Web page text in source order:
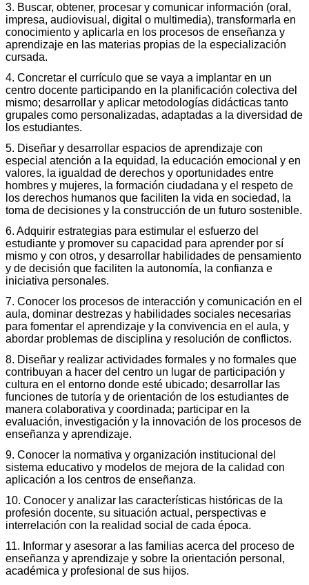
3. Buscar, obtener, procesar y comunicar información (oral,
impresa, audiovisual, digital o multimedia), transformarla en
conocimiento y aplicarla en los procesos de enseñanza y
aprendizaje en las materias propias de la especialización
cursada.
4. Concretar el currículo que se vaya a implantar en un
centro docente participando en la planificación colectiva del
mismo; desarrollar y aplicar metodologías didácticas tanto
grupales como personalizadas, adaptadas a la diversidad de
los estudiantes.
5. Diseñar y desarrollar espacios de aprendizaje con
especial atención a la equidad, la educación emocional y en
valores, la igualdad de derechos y oportunidades entre
hombres y mujeres, la formación ciudadana y el respeto de
los derechos humanos que faciliten la vida en sociedad, la
toma de decisiones y la construcción de un futuro sostenible.
6. Adquirir estrategias para estimular el esfuerzo del
estudiante y promover su capacidad para aprender por sí
mismo y con otros, y desarrollar habilidades de pensamiento
y de decisión que faciliten la autonomía, la confianza e
iniciativa personales.
7. Conocer los procesos de interacción y comunicación en el
aula, dominar destrezas y habilidades sociales necesarias
para fomentar el aprendizaje y la convivencia en el aula, y
abordar problemas de disciplina y resolución de conflictos.
8. Diseñar y realizar actividades formales y no formales que
contribuyan a hacer del centro un lugar de participación y
cultura en el entorno donde esté ubicado; desarrollar las
funciones de tutoría y de orientación de los estudiantes de
manera colaborativa y coordinada; participar en la
evaluación, investigación y la innovación de los procesos de
enseñanza y aprendizaje.
9. Conocer la normativa y organización institucional del
sistema educativo y modelos de mejora de la calidad con
aplicación a los centros de enseñanza.
10. Conocer y analizar las características históricas de la
profesión docente, su situación actual, perspectivas e
interrelación con la realidad social de cada época.
11. Informar y asesorar a las familias acerca del proceso de
enseñanza y aprendizaje y sobre la orientación personal,
académica y profesional de sus hijos.